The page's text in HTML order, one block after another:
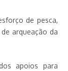
de pesca,
arqueação da
apoios para